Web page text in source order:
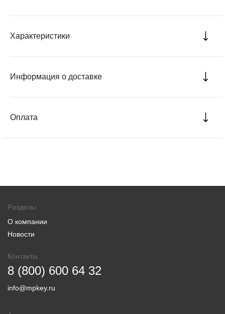
Характеристики
Информация о доставке
Оплата
Разделы
О компании
Новости
Контакты
8 (800) 600 64 32
info@mpkey.ru